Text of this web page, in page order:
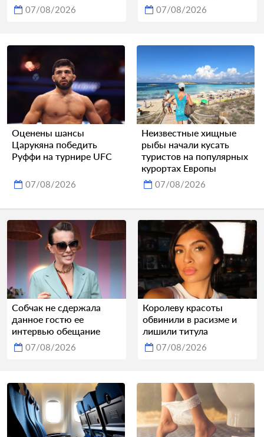
07/08/2026 07/08/2026
Оценены шансы
Царукяна победить
Руффи на турнире UFC
07/08/2026
Неизвестные хищные
рыбы начали кусать
туристов на популярных
курортах Европы
07/08/2026
Собчак не сдержала
данное гостю ее
интервью обещание
07/08/2026
Королеву красоты
обвинили в расизме и
лишили титула
07/08/2026